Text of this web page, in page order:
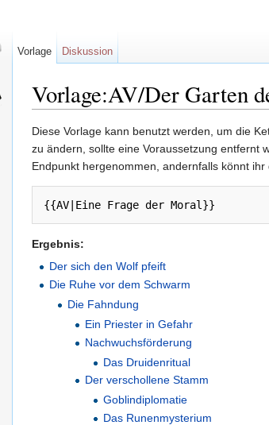
Vorlage:AV/Der Garten
Diese Vorlage kann benutzt werden, um die
zu ändern, sollte eine Voraussetzung entfernt
Endpunkt hergenommen, andernfalls könnt
{{AV|Eine Frage der Moral}}
Ergebnis:
Der sich den Wolf pfeift
Die Ruhe vor dem Schwarm
Die Fahndung
Ein Priester in Gefahr
Nachwuchsförderung
Das Druidenritual
Der verschollene Stamm
Goblindiplomatie
Das Runenmysterium
Vorlage Diskussion